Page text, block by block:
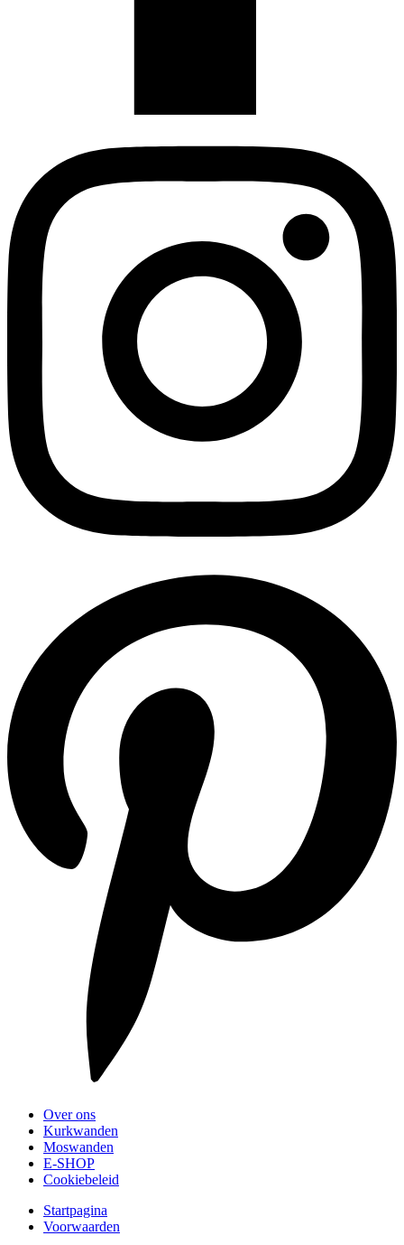
Over ons
Kurkwanden
Moswanden
E-SHOP
Cookiebeleid
Startpagina
Voorwaarden